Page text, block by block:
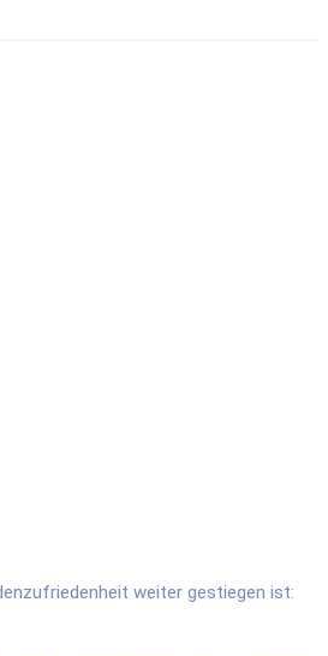
weiter gestiegen ist: